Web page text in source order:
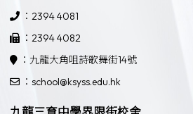
：2394 4081
：2394 4082
：九龍大角咀詩歌舞街14號
：school@ksyss.edu.hk
九龍三育中學界限街校舍